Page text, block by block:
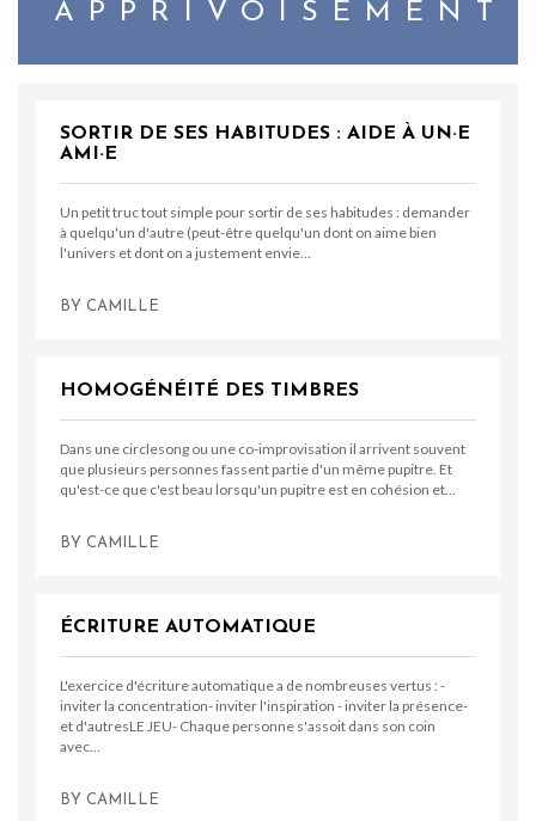
APPRIVOISEMENT
SORTIR DE SES HABITUDES : AIDE À UN·E
AMI·E
Un petit truc tout simple pour sortir de ses habitudes : demander
à quelqu'un d'autre (peut-être quelqu'un dont on aime bien
l'univers et dont on a justement envie…
BY CAMILLE
HOMOGÉNÉITÉ DES TIMBRES
Dans une circlesong ou une co-improvisation il arrivent souvent
que plusieurs personnes fassent partie d'un même pupitre. Et
qu'est-ce que c'est beau lorsqu'un pupitre est en cohésion et…
BY CAMILLE
ÉCRITURE AUTOMATIQUE
L'exercice d'écriture automatique a de nombreuses vertus : -
inviter la concentration- inviter l'inspiration - inviter la présence-
et d'autresLE JEU- Chaque personne s'assoit dans son coin
avec…
BY CAMILLE